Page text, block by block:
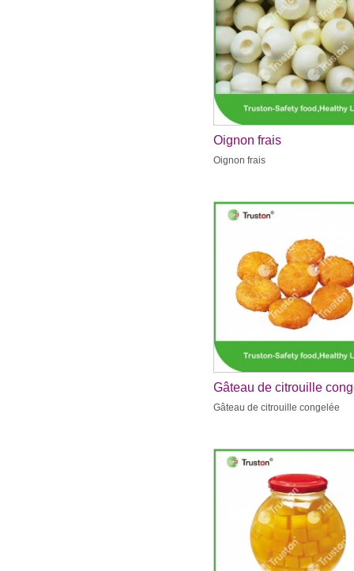
Oignon frais
Oignon frais
Gâteau de citrouille
Gâteau de citrouille congelée